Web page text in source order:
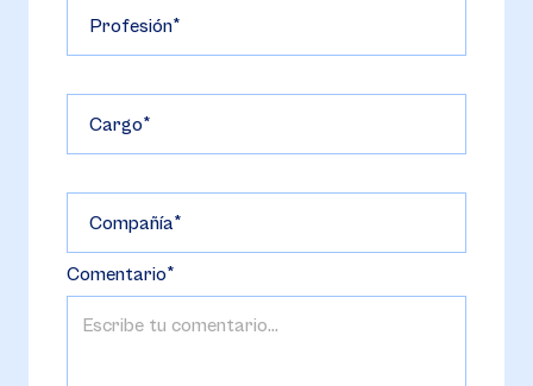
Profesión
Cargo
Compañía
Comentario